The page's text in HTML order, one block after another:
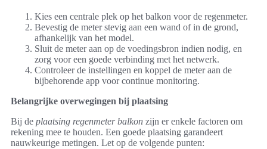
Kies een centrale plek op het balkon voor de regenmeter.
Bevestig de meter stevig aan een wand of in de grond,
afhankelijk van het model.
Sluit de meter aan op de voedingsbron indien nodig, en
zorg voor een goede verbinding met het netwerk.
Controleer de instellingen en koppel de meter aan de
bijbehorende app voor continue monitoring.
Belangrijke overwegingen bij plaatsing
Bij de plaatsing regenmeter balkon zijn er enkele factoren om
rekening mee te houden. Een goede plaatsing garandeert
nauwkeurige metingen. Let op de volgende punten: